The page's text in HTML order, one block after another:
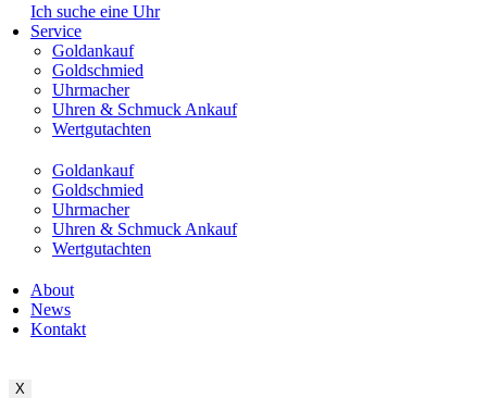
Ich suche eine Uhr
Service
Goldankauf
Goldschmied
Uhrmacher
Uhren & Schmuck Ankauf
Wertgutachten
Goldankauf
Goldschmied
Uhrmacher
Uhren & Schmuck Ankauf
Wertgutachten
About
News
Kontakt
X